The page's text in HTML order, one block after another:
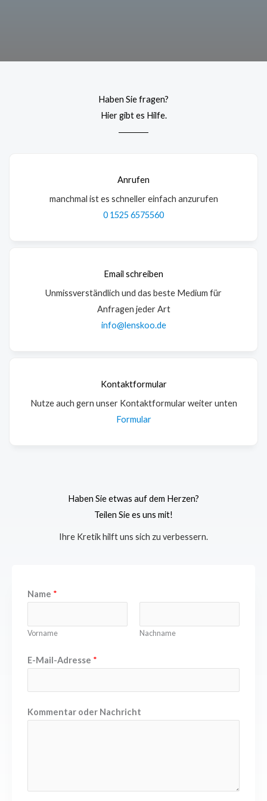
Haben Sie fragen?
Hier gibt es Hilfe.​
Anrufen
manchmal ist es schneller einfach anzurufen
0 1525 6575560
Email schreiben
Unmissverständlich und das beste Medium für
Anfragen jeder Art
info@lenskoo.de
Kontaktformular
Nutze auch gern unser Kontaktformular weiter unten
Formular
Haben Sie etwas auf dem Herzen?
Teilen Sie es uns mit!
Ihre Kretik hilft uns sich zu verbessern.
Name *
Vorname Nachname
E-Mail-Adresse *
Kommentar oder Nachricht